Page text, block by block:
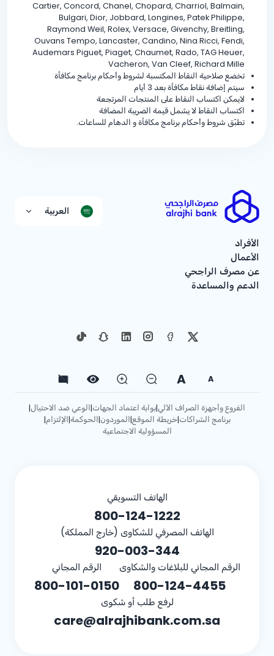
Cartier, Concord, Chanel, Chopard, Charriol, Balmain,
Bulgari, Dior, Jobbard, Longines, Patek Philippe,
Raymond Weil, Rolex, Versace, Givenchy, Breitling,
Ouvans Tempo, Lancaster, Candino, Nina Ricci, Fendi,
Audemars Piguet, Piaget, Chaumet, Rado, TAG Heuer,
Vacheron, Van Cleef, Richard Mille
تخضع صلاحية النقاط المكتسبة لشروط وأحكام برنامج مكافأة
سيتم إضافة نقاط مكافأة بعد 3 أيام
لايمكن اكتساب النقاط على المنتجات المرتجعة
اكتساب النقاط لا يشمل قيمة الضريبة المضافة
تطبّق شروط وأحكام برنامج مكافأة و الدهام للساعات.
العربية
الأفراد
الأعمال
عن مصرف الراجحي
الدعم والمساعدة
A
A
الفروع وأجهزة الصراف الآلي|بوابة اعتماد الجهات|الوعي ضد الاحتيال|
برنامج الشراكات|خريطة الموقع|الموردون|الحوكمة|الإلتزام|
المسؤولية الاجتماعية
الهاتف التسويقي
800-124-1222
الهاتف المصرفي للشكاوى (خارج المملكة)
920-003-344
الرقم المجاني للبلاغات والشكاوى
800-124-4455
الرقم المجاني
800-101-0150
لرفع طلب أو شكوى
care@alrajhibank.com.sa